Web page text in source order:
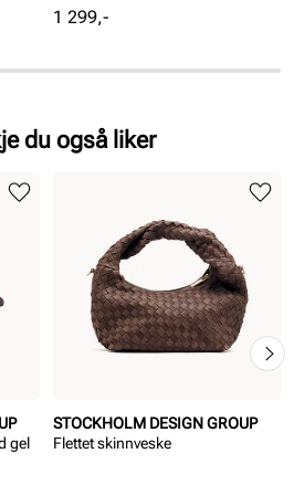
Pris
1 299,-
du også liker
gel
STOCKHOLM DESIGN GROUP
Flettet skinnveske